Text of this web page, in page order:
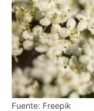
Fuente: Freepik